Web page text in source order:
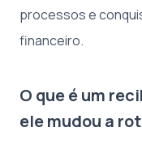
processos e
financeiro.
O que é um
ele mudou a